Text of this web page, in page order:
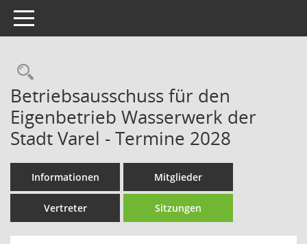
Toggle navigation
Rechercheauswahl
Betriebsausschuss für den
Eigenbetrieb Wasserwerk der
Stadt Varel - Termine 2028
Informationen Mitglieder
Vertreter Sitzungen